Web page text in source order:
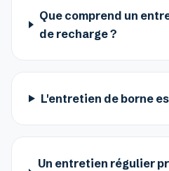
Que comprend un
de recharge ?
L'entretien de borne
Un entretien régulier